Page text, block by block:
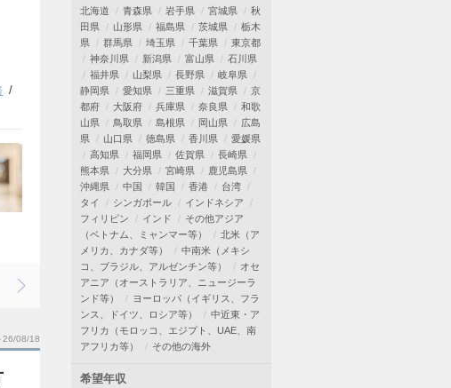
26/08/18
北海道 青森県 岩手県 宮城県
秋
田県
山形県 福島県 茨城県
栃木
県
群馬県 埼玉県 千葉県
東京都
神奈川県
新潟県 富山県
石川県
福井県
山梨県 長野県
岐阜県
静岡県
愛知県 三重県 滋賀県
京
都府
大阪府 兵庫県 奈良県
和歌
山県
鳥取県 島根県 岡山県
広島
県
山口県 徳島県 香川県
愛媛県
高知県
福岡県 佐賀県
長崎県
熊本県
大分県 宮崎県
鹿児島県
沖縄県
中国 韓国 香港
台湾
タイ
シンガポール
インドネシア
フィリピン
インド
その他アジア
（ベトナム、ミャンマー等）
北米（ア
メリカ、カナダ等）
中南米（メキシ
コ、ブラジル、アルゼンチン等）
オセ
アニア（オーストラリア、ニュージーラ
ンド等）
ヨーロッパ（イギリス、フラ
ンス、ドイツ、ロシア等）
中近東・ア
フリカ（モロッコ、エジプト、UAE、南
アフリカ等）
その他の海外
希望年収